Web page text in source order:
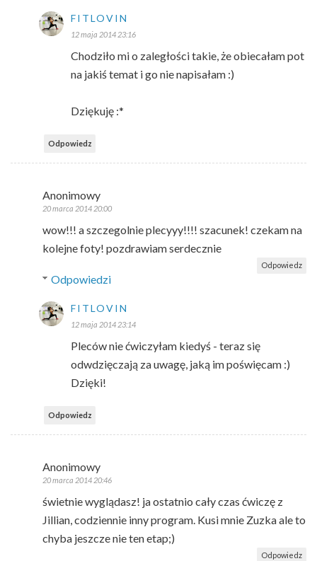
FITLOVIN
12 maja 2014 23:16
Chodziło mi o zaległości takie, że obiecałam pot
na jakiś temat i go nie napisałam :)
Dziękuję :*
Odpowiedz
Anonimowy
20 marca 2014 20:00
wow!!! a szczegolnie plecyyy!!!! szacunek! czekam na
kolejne foty! pozdrawiam serdecznie
Odpowiedz
Odpowiedzi
FITLOVIN
12 maja 2014 23:14
Pleców nie ćwiczyłam kiedyś - teraz się
odwdzięczają za uwagę, jaką im poświęcam :)
Dzięki!
Odpowiedz
Anonimowy
20 marca 2014 20:46
świetnie wyglądasz! ja ostatnio cały czas ćwiczę z
Jillian, codziennie inny program. Kusi mnie Zuzka ale to
chyba jeszcze nie ten etap;)
Odpowiedz